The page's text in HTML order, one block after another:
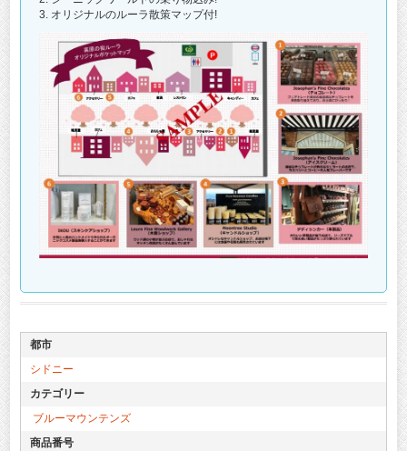
3. オリジナルのルーラ散策マップ付!
都市
シドニー
カテゴリー
ブルーマウンテンズ
商品番号